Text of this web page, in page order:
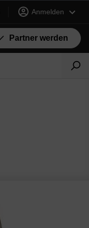
Anmelden
Partner werden